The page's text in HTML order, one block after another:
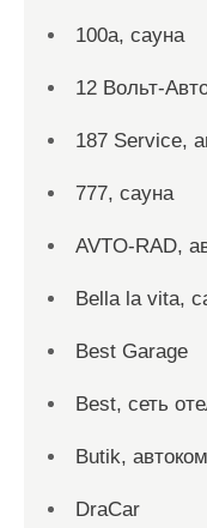
100а, сауна
12 Вольт-
187 Service,
777, сауна
AVTO-RAD,
Bella la vita,
Best Garage
Best, сеть
Butik,
DraCar